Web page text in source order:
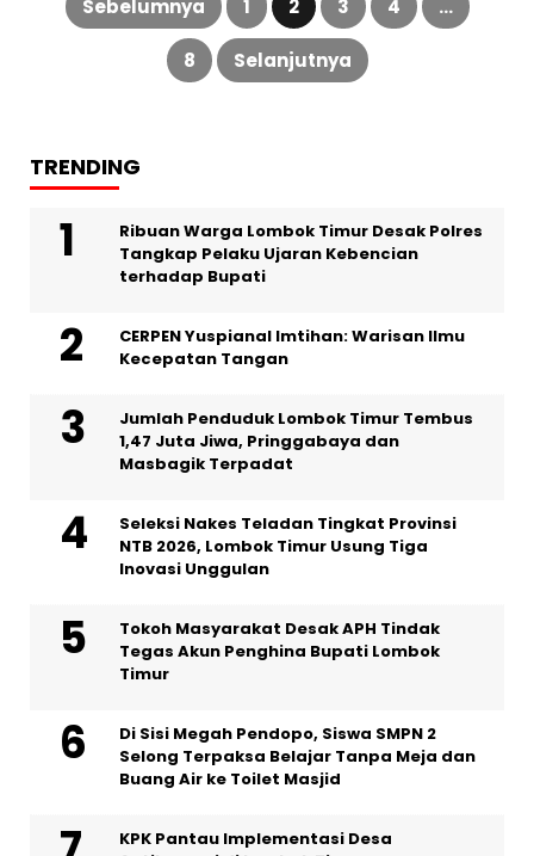
Sebelumnya 1 2 3 4 …
8 Selanjutnya
TRENDING
Ribuan Warga Lombok Timur Desak Polres
Tangkap Pelaku Ujaran Kebencian
terhadap Bupati
CERPEN Yuspianal Imtihan: Warisan Ilmu
Kecepatan Tangan
Jumlah Penduduk Lombok Timur Tembus
1,47 Juta Jiwa, Pringgabaya dan
Masbagik Terpadat
Seleksi Nakes Teladan Tingkat Provinsi
NTB 2026, Lombok Timur Usung Tiga
Inovasi Unggulan
Tokoh Masyarakat Desak APH Tindak
Tegas Akun Penghina Bupati Lombok
Timur
Di Sisi Megah Pendopo, Siswa SMPN 2
Selong Terpaksa Belajar Tanpa Meja dan
Buang Air ke Toilet Masjid
KPK Pantau Implementasi Desa